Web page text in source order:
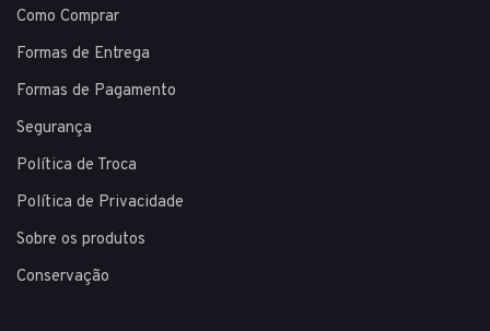
Como Comprar
Formas de Entrega
Formas de Pagamento
Segurança
Política de Troca
Política de Privacidade
Sobre os produtos
Conservação